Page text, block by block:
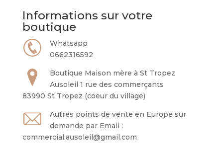
Informations sur votre
boutique
Whatsapp
0662316592
Boutique Maison mère à St Tropez
Ausoleil 1 rue des commerçants
83990 St Tropez (coeur du village)
Autres points de vente en Europe sur
demande par Email :
commercial.ausoleil@gmail.com